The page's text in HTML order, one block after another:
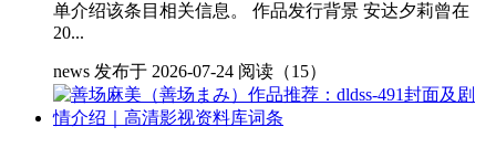
单介绍该条目相关信息。 作品发行背景 安达夕莉曾在
20...
news 发布于 2026-07-24 阅读（15）